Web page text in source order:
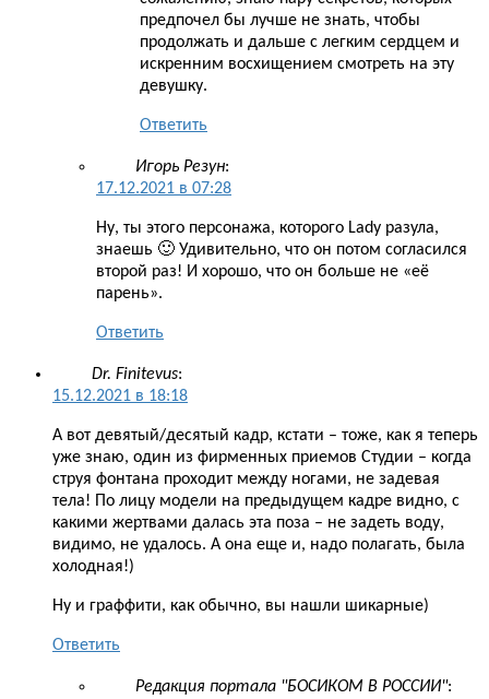
предпочел бы лучше не знать, чтобы
продолжать и дальше с легким сердцем и
искренним восхищением смотреть на эту
девушку.
Ответить
Игорь Резун:
17.12.2021 в 07:28
Ну, ты этого персонажа, которого Lady разула,
знаешь 🙂 Удивительно, что он потом согласился
второй раз! И хорошо, что он больше не «её
парень».
Ответить
Dr. Finitevus:
15.12.2021 в 18:18
А вот девятый/десятый кадр, кстати – тоже, как я теперь
уже знаю, один из фирменных приемов Студии – когда
струя фонтана проходит между ногами, не задевая
тела! По лицу модели на предыдущем кадре видно, с
какими жертвами далась эта поза – не задеть воду,
видимо, не удалось. А она еще и, надо полагать, была
холодная!)
Ну и граффити, как обычно, вы нашли шикарные)
Ответить
Редакция портала "БОСИКОМ В РОССИИ":